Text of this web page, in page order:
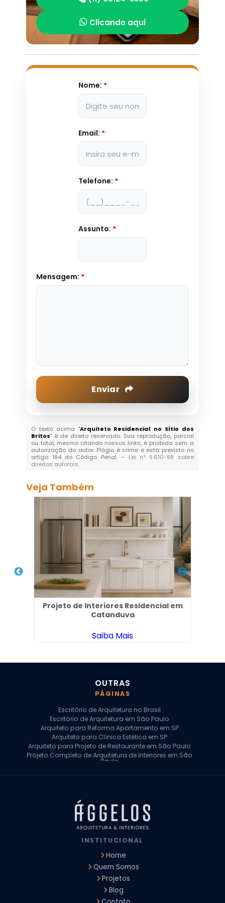
Clicando aqui
Nome: *
Email: *
Telefone: *
Assunto: *
Mensagem: *
Enviar
O texto acima "Arquiteto Residencial no Sítio dos
Britos" é de direito reservado. Sua reprodução, parcial
ou total, mesmo citando nossos links, é proibida sem a
autorização do autor. Plágio é crime e está previsto no
artigo 184 do Código Penal. – Lei n° 9.610-98 sobre
direitos autorais.
Veja Também
Projeto de Interiores Residencial em
Catanduva
Saiba Mais
OUTRAS
PÁGINAS
Escritório de Arquitetura no Brasil
Escritório de Arquitetura em São Paulo
Arquiteto para Reforma Apartamento em SP
Arquiteto para Clínica Estética em SP
Arquiteto para Projeto de Restaurante em São Paulo
Projeto Completo de Arquitetura de Interiores em São
Paulo
Arquiteto para Projeto Comercial em São Paulo
Arquiteto Comercial
Arquiteto para Reforma de Apartamento
Arquiteto para Reforma Residencial
Arquitetura para Reforma de Casas
Design de Interiores Apartamentos
Design de Interiores Residencial
Empresa de Arquitetura e Design
Empresas de Arquitetura e Design de Interiores
Escritório de Design de Interiores
INSTITUCIONAL
Home
Quem Somos
Projetos
Blog